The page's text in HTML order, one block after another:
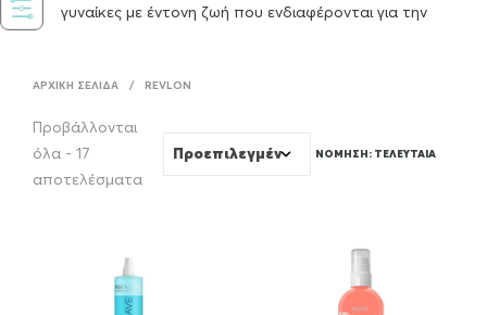
γυναίκες με έντονη ζωή που ενδιαφέρονται για την
ΑΡΧΙΚΉ ΣΕΛΊΔΑ / REVLON
Προβάλλονται
όλα - 17
αποτελέσματαSorted